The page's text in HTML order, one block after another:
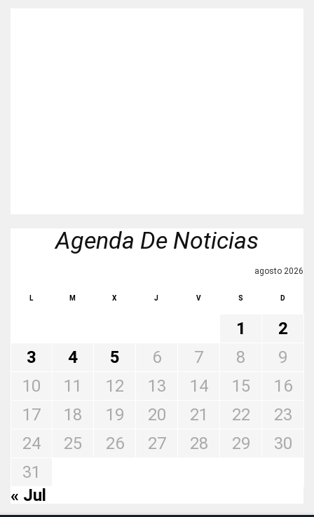
Agenda De Noticias
agosto 2026
L M X J V S D
1
2
3
4 5 6 7 8
9
10
11 12 13 14 15
16
17
18 19 20 21 22
23
24
25 26 27 28 29
30
31
« Jul